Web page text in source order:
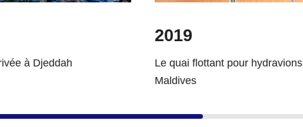
Le quai flottant pour hydravions aux
Marina publique du
national de la baie